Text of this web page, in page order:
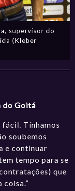
supervisor do
(Kleber
do Goitá
fácil. Tínhamos
soubemos
e continuar
tempo para se
que